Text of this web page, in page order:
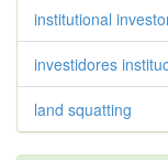
institutional
investidores
land squatting